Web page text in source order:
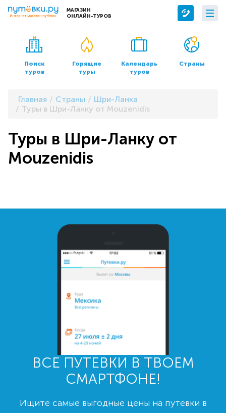
МАГАЗИН
ОНЛАЙН-ТУРОВ
Сервисы
Бронирование отелей
Трансфер
О компании
О нас
Контакты
Документы и реквизиты
Поиск
туров
Горящие
туры
Календарь
туров
Страны
Главная Страны
Шри-Ланка
Туры в Шри-Ланку от Mouzenidis
Туры в Шри-Ланку от
Mouzenidis
ВСЕ ПУТЕВКИ В ТВОЕМ
СМАРТФОНЕ!
Ищите самые выгодные цены на путевки в